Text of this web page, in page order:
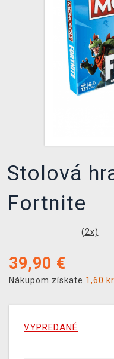
XZONE KLUB
Stolová
Fortnite
(2x)
39,90 €
Nákupom získate 1,60
VYPREDANÉ